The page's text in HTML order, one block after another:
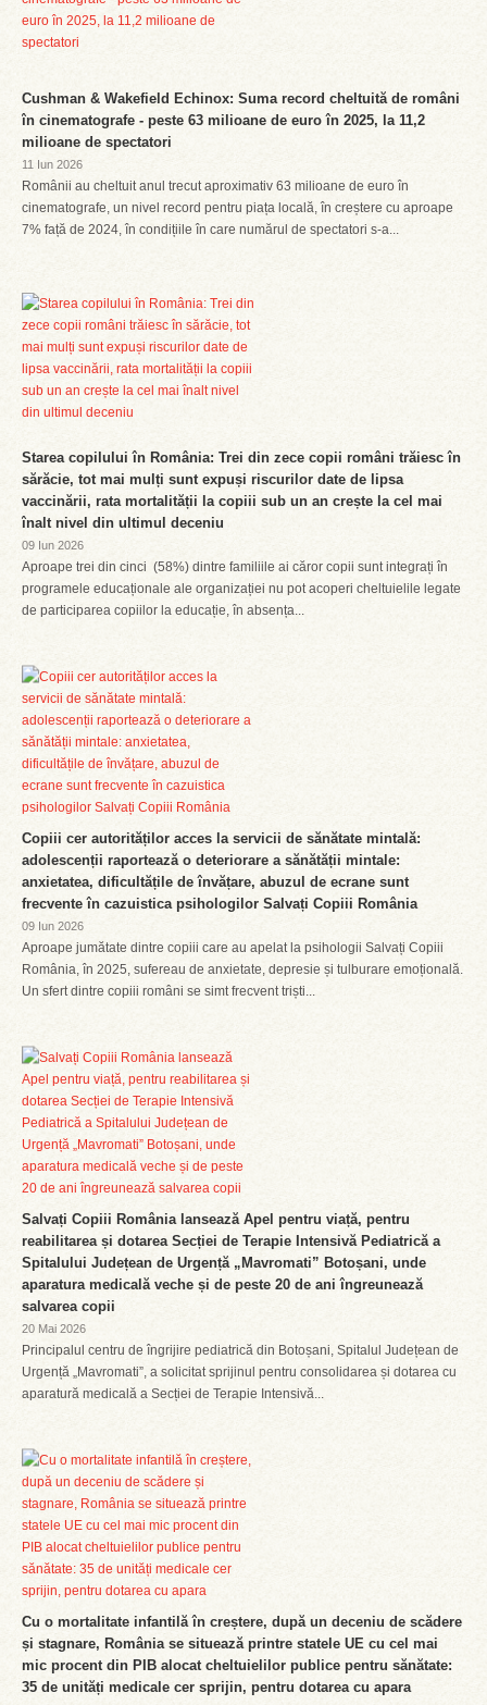
Cushman & Wakefield Echinox: Suma record cheltuită de români
în cinematografe - peste 63 milioane de euro în 2025, la 11,2
milioane de spectatori
11 Iun 2026
Românii au cheltuit anul trecut aproximativ 63 milioane de euro în
cinematografe, un nivel record pentru piața locală, în creștere cu aproape
7% față de 2024, în condițiile în care numărul de spectatori s-a...
Starea copilului în România: Trei din zece copii români trăiesc în
sărăcie, tot mai mulți sunt expuși riscurilor date de lipsa
vaccinării, rata mortalității la copiii sub un an crește la cel mai
înalt nivel din ultimul deceniu
09 Iun 2026
Aproape trei din cinci (58%) dintre familiile ai căror copii sunt integrați în
programele educaționale ale organizației nu pot acoperi cheltuielile legate
de participarea copiilor la educație, în absența...
Copiii cer autorităților acces la servicii de sănătate mintală:
adolescenții raportează o deteriorare a sănătății mintale:
anxietatea, dificultățile de învățare, abuzul de ecrane sunt
frecvente în cazuistica psihologilor Salvați Copiii România
09 Iun 2026
Aproape jumătate dintre copiii care au apelat la psihologii Salvați Copiii
România, în 2025, sufereau de anxietate, depresie și tulburare emoțională.
Un sfert dintre copiii români se simt frecvent triști...
Salvați Copiii România lansează Apel pentru viață, pentru
reabilitarea și dotarea Secției de Terapie Intensivă Pediatrică a
Spitalului Județean de Urgență „Mavromati” Botoșani, unde
aparatura medicală veche și de peste 20 de ani îngreunează
salvarea copii
20 Mai 2026
Principalul centru de îngrijire pediatrică din Botoșani, Spitalul Județean de
Urgență „Mavromati”, a solicitat sprijinul pentru consolidarea și dotarea cu
aparatură medicală a Secției de Terapie Intensivă...
Cu o mortalitate infantilă în creștere, după un deceniu de scădere
și stagnare, România se situează printre statele UE cu cel mai
mic procent din PIB alocat cheltuielilor publice pentru sănătate:
35 de unități medicale cer sprijin, pentru dotarea cu apara